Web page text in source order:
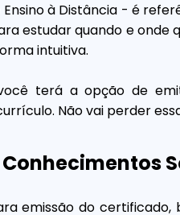
à Distância - é
estudar quando e onde
intuitiva.
terá a opção de
Não vai perder
emissão do